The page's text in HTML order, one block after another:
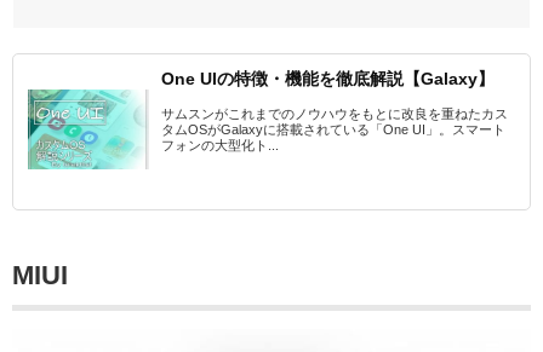
One UIの特徴・機能を徹底解説【Galaxy】
サムスンがこれまでのノウハウをもとに改良を重ねたカス
タムOSがGalaxyに搭載されている「One UI」。スマート
フォンの大型化ト...
MIUI